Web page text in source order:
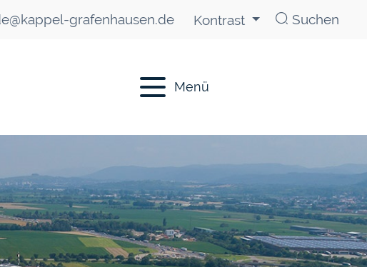
grafenhausen.de Kontrast Suchen
Menü